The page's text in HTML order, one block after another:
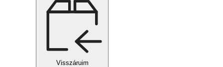
Visszáruim